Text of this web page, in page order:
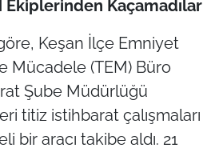
Ekiplerinden Kaçamadılar
Keşan İlçe Emniyet
Mücadele (TEM) Büro
Şube Müdürlüğü
titiz istihbarat çalışmaları
bir aracı takibe aldı. 21